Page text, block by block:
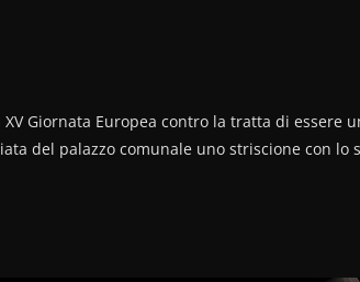
XV Giornata Europea contro la tratta di essere
del palazzo comunale uno striscione con lo